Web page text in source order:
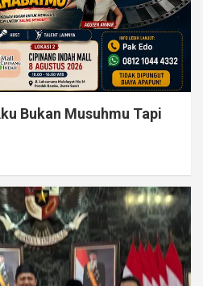
Bukan Musuhmu Tapi